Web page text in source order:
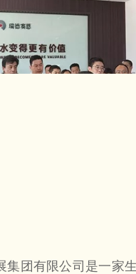
集团有限公司是一家